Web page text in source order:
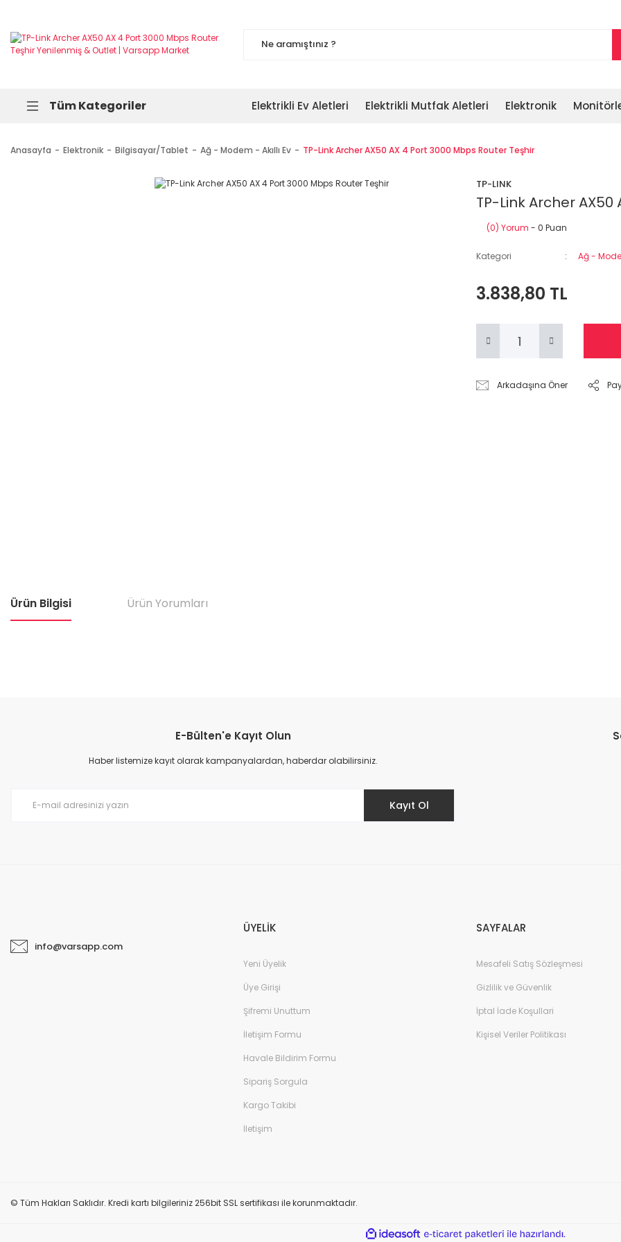
Tüm Kategoriler Elektrikli Ev Aletleri Elektrikli Mutfak Aletleri Elektronik
Anasayfa Elektronik Bilgisayar/Tablet Ağ - Modem - Akıllı Ev TP-Link Archer AX50 AX 4 Port 3000 Mbps Router Teşhir
TP-LINK
TP-Link Archer
(0) Yorum - 0 Puan
Kategori Ağ -
3.838,80 TL
Arkadaşına Öner
Ürün Bilgisi Ürün Yorumları
E-Bülten'e Kayıt Olun
Haber listemize kayıt olarak kampanyalardan, haberdar olabilirsiniz.
Kayıt Ol
info@varsapp.com
ÜYELİK
Yeni Üyelik
Üye Girişi
Şifremi Unuttum
İletişim Formu
Havale Bildirim Formu
Sipariş Sorgula
Kargo Takibi
İletişim
SAYFALAR
Mesafeli Satış Sözleşmesi
Gizlilik ve Güvenlik
İptal İade Koşullari
Kişisel Veriler Politikası
© Tüm Hakları Saklıdır. Kredi kartı bilgileriniz 256bit SSL sertifikası ile korunmaktadır.
ideasoft
e-